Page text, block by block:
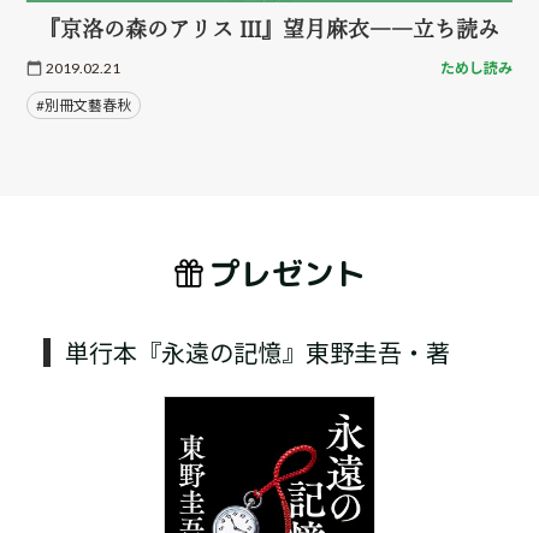
『京洛の森のアリス III』望月麻衣――立ち読み
2019.02.21 ためし読み
#別冊文藝春秋
プレゼント
単行本『永遠の記憶』東野圭吾・著